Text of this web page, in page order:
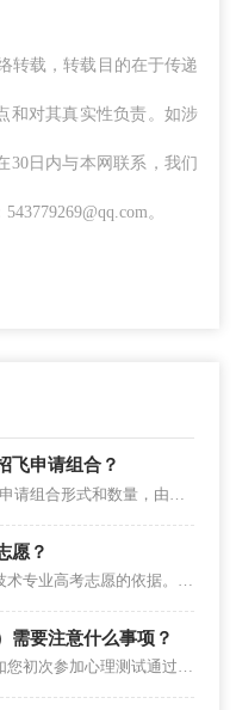
转载，转载目的在于传递
和对其真实性负责。如涉
30日内与本网联系，我们
。
飞申请组合？
愿？
有效招飞申请是您填报招飞院校飞行技术专业高考志愿的依据。如果您所填报飞行技术专业高考志愿中的招飞院校不在有效招飞申请范围内，招飞院校不予录取。招飞系统中的2个有效招飞申请没有先后、主次之分，具有同等效力。
需要注意什么事项？
招飞心理测试一般与体检同步进行，如您初次参加心理测试通过，则不需要再参加，所有志愿组合的心理测试结果全部共享合格。